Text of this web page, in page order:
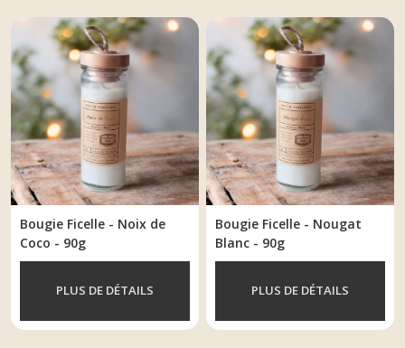
Bougie Ficelle - Noix de
Coco - 90g
PLUS DE DÉTAILS
Bougie Ficelle - Nougat
Blanc - 90g
PLUS DE DÉTAILS